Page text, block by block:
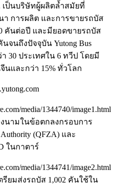
เป็นบริษัทผู้ผลิตล้ำสมัยที่
การผลิต และการขายรถบัส
คันต่อปี และมียอดขายรถบัส
จนถึงปัจจุบัน Yutong Bus
30 ประเทศใน 6 ทวีป โดยมี
นและกว่า 15% ทั่วโลก
media/1344740/image1.html
งนามในข้อตกลงกรอบการ
(QFZA) และ
ในกาตาร์
media/1344741/image2.html
รียมส่งรถบัส 1,002 คันใช้ใน